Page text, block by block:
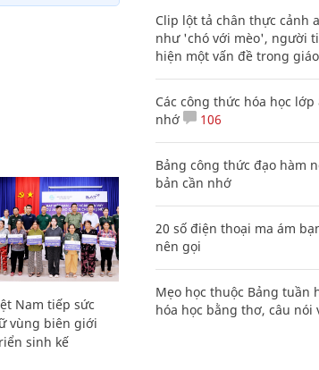
Nam tiếp sức
vùng biên giới
sinh kế
Clip lột tả chân thực cảnh
như 'chó với mèo', người
hiện một vấn đề trong
Các công thức hóa học lớp
nhớ
106
Bảng công thức đạo hàm
bản cần nhớ
20 số điện thoại ma ám
nên gọi
Mẹo học thuộc Bảng tuần
hóa học bằng thơ, câu nói